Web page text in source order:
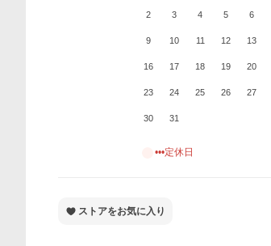
2 3 4 5 6
9 10 11 12 13
16 17 18 19 20
23 24 25 26 27
30 31
•••定休日
ストアをお気に入り